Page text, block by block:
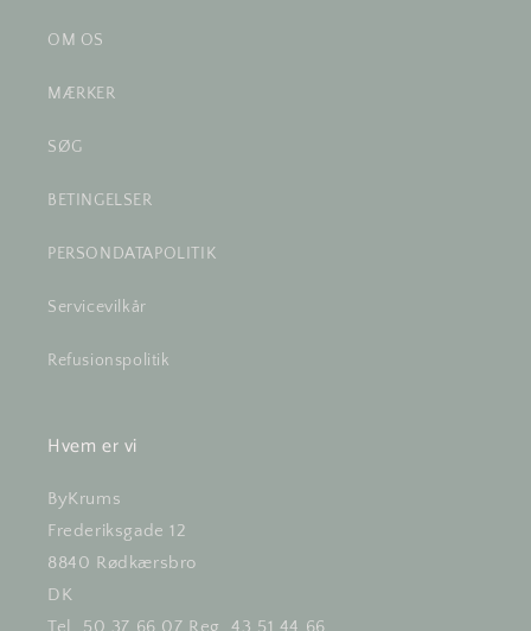
OM OS
MÆRKER
SØG
BETINGELSER
PERSONDATAPOLITIK
Servicevilkår
Refusionspolitik
Hvem er vi
ByKrums
Frederiksgade 12
8840 Rødkærsbro
DK
Tel. 50 37 66 07 Reg. 43 51 44 66